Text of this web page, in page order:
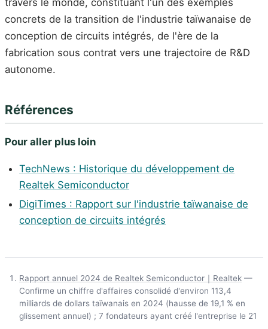
travers le monde, constituant l'un des exemples
concrets de la transition de l'industrie taïwanaise de
conception de circuits intégrés, de l'ère de la
fabrication sous contrat vers une trajectoire de R&D
autonome.
Références
Pour aller plus loin
TechNews : Historique du développement de
Realtek Semiconductor
DigiTimes : Rapport sur l'industrie taïwanaise de
conception de circuits intégrés
Rapport annuel 2024 de Realtek Semiconductor｜Realtek —
Confirme un chiffre d'affaires consolidé d'environ 113,4
milliards de dollars taïwanais en 2024 (hausse de 19,1 % en
glissement annuel) ; 7 fondateurs ayant créé l'entreprise le 21